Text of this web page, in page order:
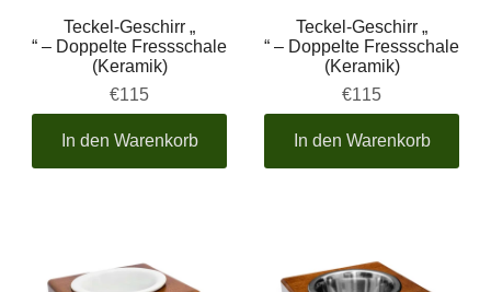
Teckel-Geschirr „
“ – Doppelte Fressschale
(Keramik)
€115
In den Warenkorb
Teckel-Geschirr „
“ – Doppelte Fressschale
(Keramik)
€115
In den Warenkorb